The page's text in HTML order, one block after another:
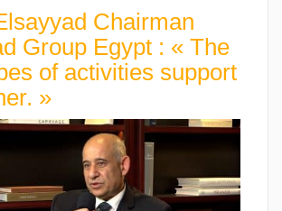
Chairman
Group Egypt : « The
of activities support
»